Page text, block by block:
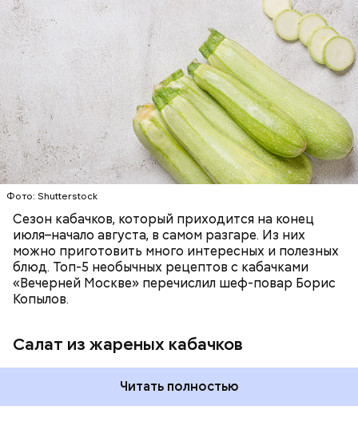
Фото: Shutterstock
Сезон кабачков, который приходится на конец
июля–начало августа, в самом разгаре. Из них
можно приготовить много интересных и полезных
блюд. Топ-5 необычных рецептов с кабачками
«Вечерней Москве» перечислил шеф-повар Борис
Копылов.
Салат из жареных кабачков
Ингредиенты:
Читать полностью
ЕДА ОВОЩИ РЕЦЕПТЫ